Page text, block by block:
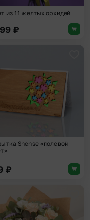
из 11 желтых орхидей
₽
избранное
Shense «полевой
₽
в избранное